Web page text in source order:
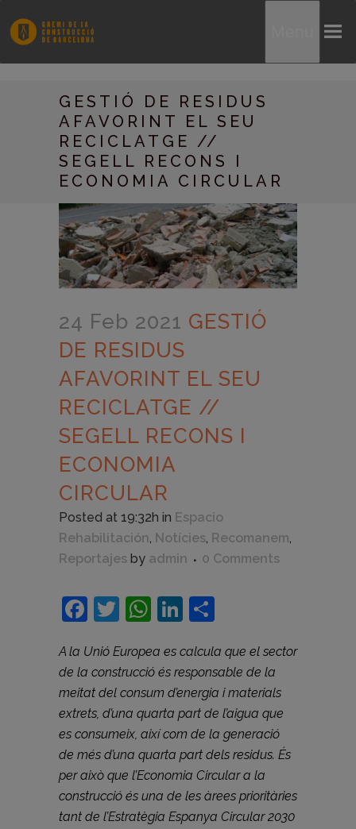
GESTIÓ DE RESIDUS
AFAVORINT EL SEU
RECICLATGE //
SEGELL RECONS I
ECONOMIA CIRCULAR
24 Feb 2021 GESTIÓ
DE RESIDUS
AFAVORINT EL SEU
RECICLATGE //
SEGELL RECONS I
ECONOMIA
CIRCULAR
Posted at 19:32h in Espacio
Rehabilitación, Notícies, Recomanem,
Reportajes by admin 0 Comments
Facebook
Twitter
WhatsApp
LinkedIn
A la Unió Europea es calcula que el sector
de la construcció és responsable de la
meitat del consum d’energia i materials
extrets, d’una quarta part de l’aigua que
es consumeix, així com de la generació
de més d’una quarta part dels residus. És
per això que l’Economia Circular a la
construcció és una de les àrees prioritàries
tant de l’Estratègia Espanya Circular 2030